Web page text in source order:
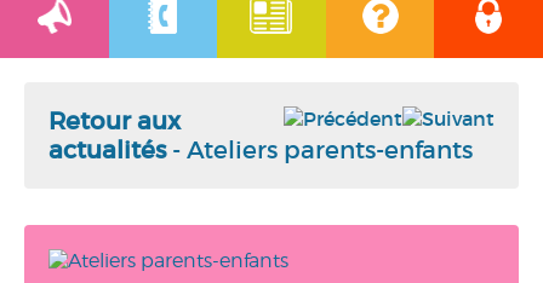
Retour aux
actualités- Ateliers parents-enfants